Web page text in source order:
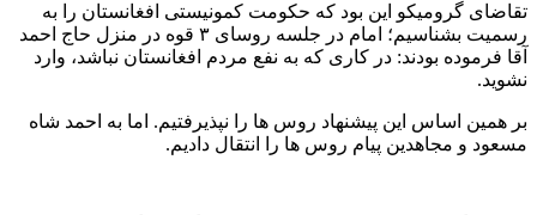
تقاضای گرومیکو این بود که حکومت کمونیستی افغانستان را به
رسمیت بشناسیم؛ امام در جلسه روسای ۳ قوه در منزل حاج احمد
آقا فرموده بودند: در کاری که به نفع مردم افغانستان نباشد، وارد
نشوید.
بر همین اساس این پیشنهاد روس ها را نپذیرفتیم. اما به احمد شاه
مسعود و مجاهدین پیام روس ها را انتقال دادیم.